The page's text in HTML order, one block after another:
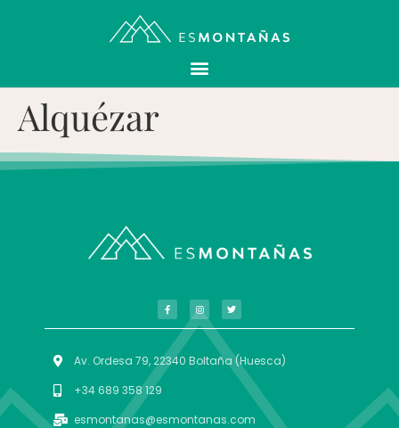
Alquézar
Av. Ordesa 79, 22340 Boltaña (Huesca)
+34 689 358 129
esmontanas@esmontanas.com